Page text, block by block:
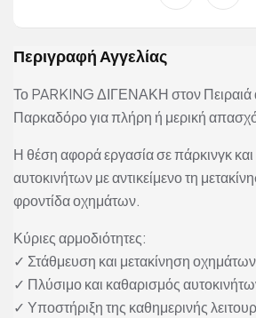
Περιγραφή Αγγελίας
Το PARKING ΔΙΓΕΝΑΚΗ στον Πειραιά
Παρκαδόρο για πλήρη ή μερική
Η θέση αφορά εργασία σε πάρκινγκ
αυτοκινήτων με αντικείμενο τη
φροντίδα οχημάτων.
Κύριες αρμοδιότητες:
✓ Στάθμευση και μετακίνηση οχημάτων
✓ Πλύσιμο και καθαρισμός
✓ Υποστήριξη της καθημερινής